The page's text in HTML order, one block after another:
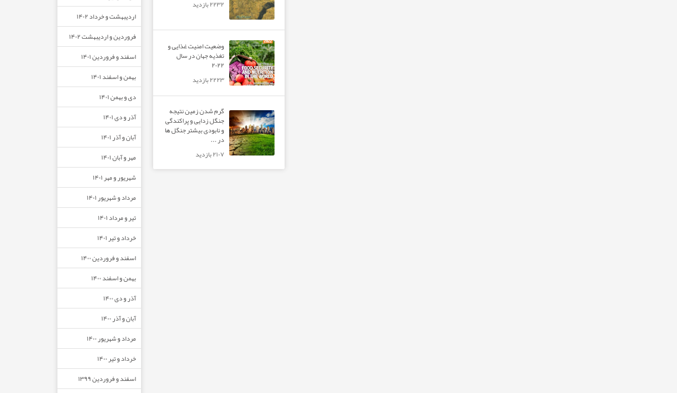
۲۲۳۲ بازدید
وضعیت امنیت غذایی و
تغذیه جهان در سال
۲۰۲۲
۲۲۲۳ بازدید
گرم شدن زمین نتیجه
جنگل زدایی و پراکندگی
و نابودی بیشتر جنگل ها
در ...
۲۱۰۷ بازدید
اردیبهشت و خرداد ۱۴۰۲
فروردین و اردیبهشت ۱۴۰۲
اسفند و فروردین ۱۴۰۱
بهمن و اسفند ۱۴۰۱
دی و بهمن ۱۴۰۱
آذر و دی ۱۴۰۱
آبان و آذر ۱۴۰۱
مهر و آبان ۱۴۰۱
شهریور و مهر ۱۴۰۱
مرداد و شهریور ۱۴۰۱
تیر و مرداد ۱۴۰۱
خرداد و تیر ۱۴۰۱
اسفند و فروردین ۱۴۰۰
بهمن و اسفند ۱۴۰۰
آذر و دی ۱۴۰۰
آبان و آذر ۱۴۰۰
مرداد و شهریور ۱۴۰۰
خرداد و تیر ۱۴۰۰
اسفند و فروردین ۱۳۹۹